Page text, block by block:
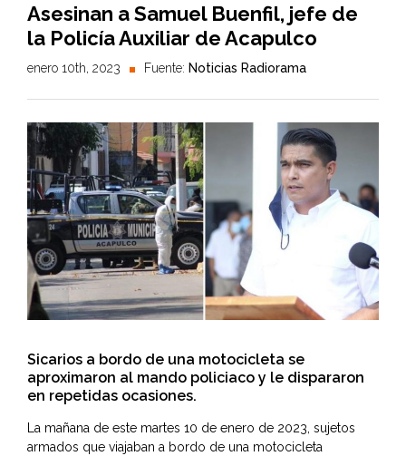
Asesinan a Samuel Buenfil, jefe de
la Policía Auxiliar de Acapulco
enero 10th, 2023 Fuente: Noticias Radiorama
Sicarios a bordo de una motocicleta se
aproximaron al mando policiaco y le dispararon
en repetidas ocasiones.
La mañana de este martes 10 de enero de 2023, sujetos
armados que viajaban a bordo de una motocicleta